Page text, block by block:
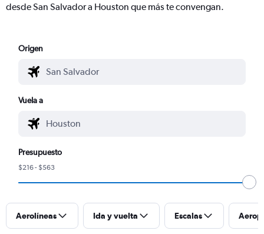
desde San Salvador a Houston que más te convengan.
Origen
Vuela a
Presupuesto
$216 - $563
Aerolíneas Ida y vuelta Escalas